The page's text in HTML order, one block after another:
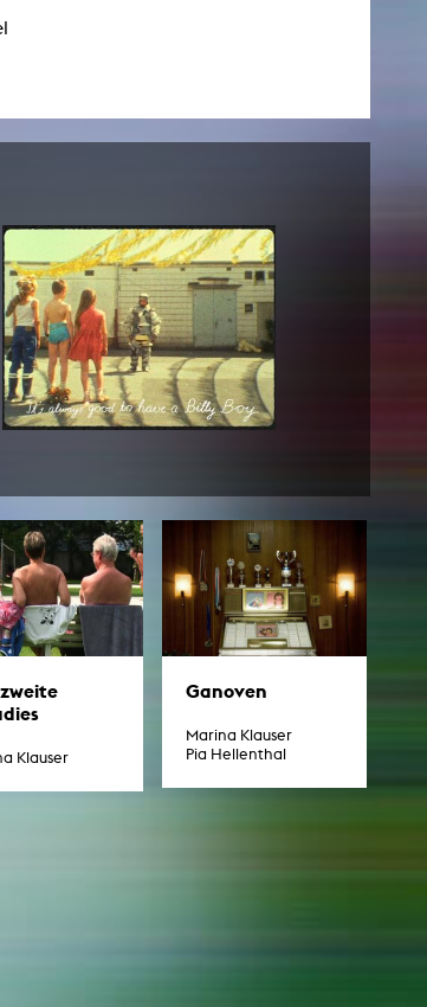
Klauser
Ganoven
Marina Klauser
Pia Hellenthal
Auszeichnungen
Festivalteilnahmen
Karriere
Jobs
Presse
Pressemitteilungen
Presse Downloads